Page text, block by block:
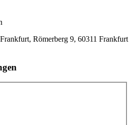
Römerberg 9, 60311 Frankfurt